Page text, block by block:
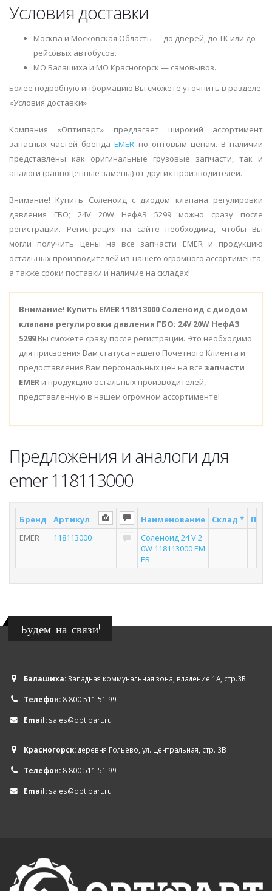
Условия доставки
Москва и Московская Область — до дверей, до ТК или до
рейсовых автобусов.
МО Балашиха и МО Красногорск — самовывоз.
Более подробную информацию Вы сможете уточнить в разделе
«Условия доставки»
Компания «Оптипарт» предлагает широкий ассортимент
запасных частей брендаEMER по оптовым ценам. В наличии
представлены как оригинальные грузовые запчасти, так и
аналоги (равноценные замены) от других производителей.
Внимание! Купить Соленоид с диодом клапана регулировки
давления ГБО; 24V 20W НефАЗ 5299 можно сразу после
регистрации. Регистрация на сайте необходима, чтобы Вы
могли получить цены на все запчасти EMER и продукцию
остальных производителей из нашего огромного ассортимента,
а также сроки поставки и наличие на складах!
Внимание! Купить EMER 118113000 Соленоид с диодом
клапана регулировки давления ГБО; 24V 20W НефАЗ
5299Вы сможете сразу после регистрации. Это необходимо
для присвоения Вам статуса нашего Почетного Клиента и
предоставления Вам персональных цен на все запчасти
EMER и продукцию остальных производителей,
представленную в нашем огромном ассортименте!
Предложения и аналоги для
emer 118113000
Бренд Артикул Наименование Склад *
EMER
118113000
Соленоид 24 V 2
0W 118113000 EM
ER
Будем на связи!
Балашиха:Западная коммунальная зона, владение 1А, стр.3Б
Телефон: 8 800 511 51 99
Email: sales@optipart.ru
Красногорск:деревня Гольево, ул. Центральная, стр. 3В
Телефон: 8 800 511 51 99
Email: sales@optipart.ru